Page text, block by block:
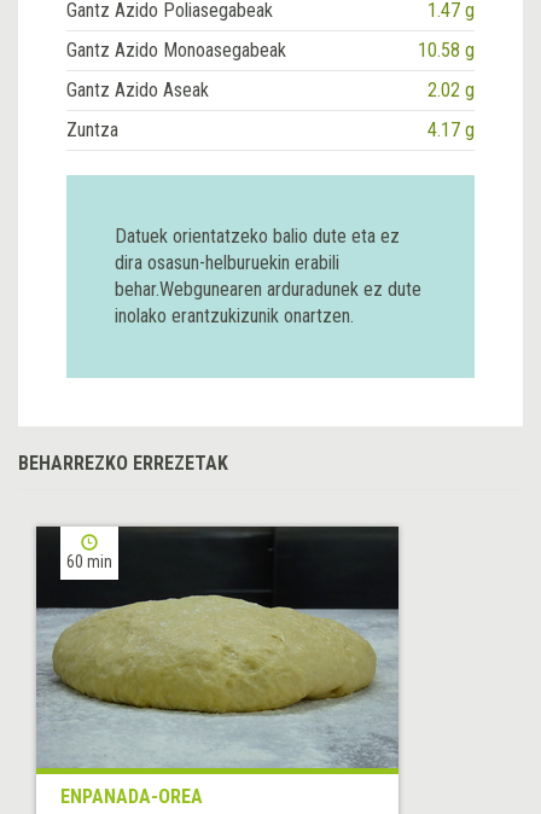
Gantz Azido Poliasegabeak
1.47 g
Gantz Azido Monoasegabeak
10.58 g
Gantz Azido Aseak
2.02 g
Zuntza
4.17 g
Datuek orientatzeko balio dute eta ez
dira osasun-helburuekin erabili
behar.Webgunearen arduradunek ez dute
inolako erantzukizunik onartzen.
BEHARREZKO ERREZETAK
60 min
ENPANADA-OREA